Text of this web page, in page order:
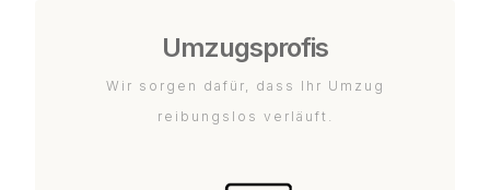
Umzugsprofis
Wir sorgen dafür, dass Ihr Umzug
reibungslos verläuft.